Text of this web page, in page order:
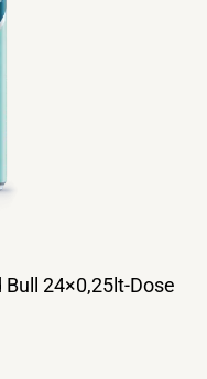
Bull 24×0,25lt-Dose